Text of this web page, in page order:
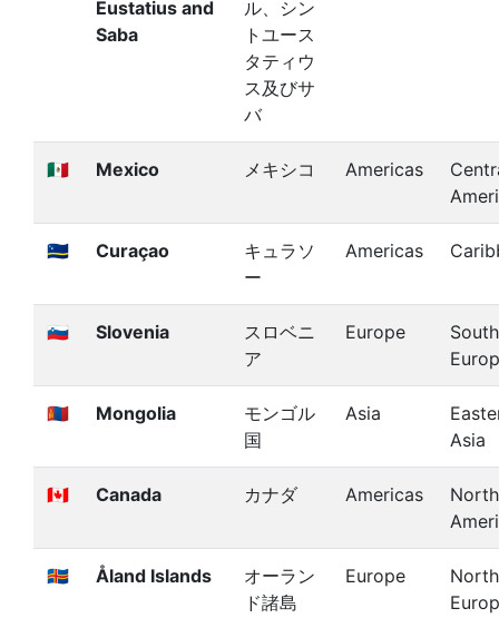
Eustatius and
Saba
ル、シン
トユース
タティウ
ス及びサ
バ
🇲🇽 Mexico メキシコ Americas
🇨🇼 Curaçao
キュラソ
ー
Americas
🇸🇮 Slovenia
スロベニ
ア
Europe
🇲🇳 Mongolia
モンゴル
国
Asia
Asia
🇨🇦 Canada カナダ Americas
🇦🇽 Åland Islands
オーラン
ド諸島
Europe